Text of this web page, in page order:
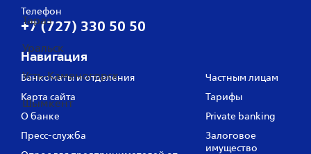
Тараз
Уральск
Усть-Каменогорск
Шымкент
Телефон
+7 (727) 330 50 50
Навигация
Банкоматы и отделения
Карта сайта
О банке
Пресс‑служба
Частным лицам
Тарифы
Private banking
Залоговое
имущество